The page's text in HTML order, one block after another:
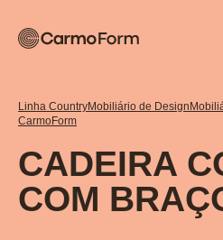
Linha CountryMobiliário de Design
CarmoForm
CADEIRA
COM